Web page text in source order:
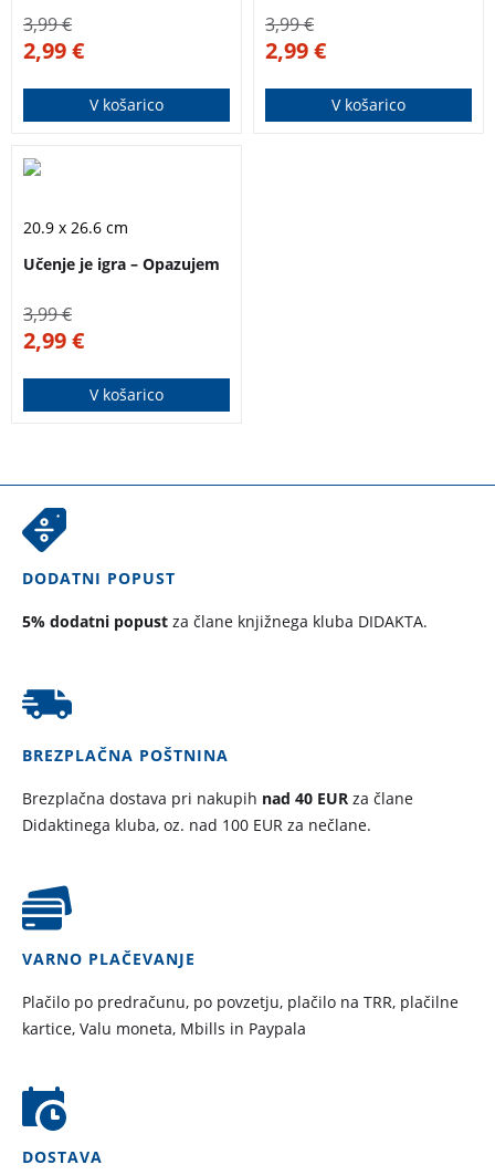
3,99€
2,99€
V košarico
3,99€
2,99€
V košarico
delovni zvezek za
pisati črke. Primeren
delo.
20.9 x 26.6 cm
Učenje je igra – Opazujem
3,99€
2,99€
V košarico
DODATNI POPUST
5% dodatni popust za člane knjižnega kluba DIDAKTA.
BREZPLAČNA POŠTNINA
Brezplačna dostava pri nakupih nad 40 EUR za člane
Didaktinega kluba, oz. nad 100 EUR za nečlane.
VARNO PLAČEVANJE
Plačilo po predračunu, po povzetju, plačilo na TRR, plačilne
kartice, Valu moneta, Mbills in Paypala
DOSTAVA